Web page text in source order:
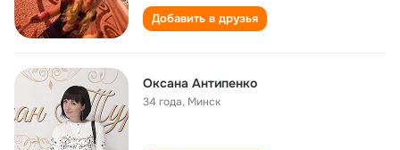
Добавить в друзья
Оксана Антипенко
34 года, Минск